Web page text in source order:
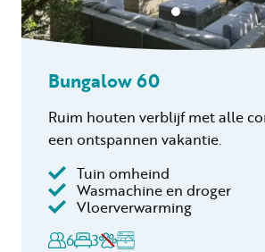
Bungalow 60
Ruim houten verblijf met alle
een ontspannen vakantie.
Tuin omheind
Wasmachine en droger
Vloerverwarming
6
3
Inclusief